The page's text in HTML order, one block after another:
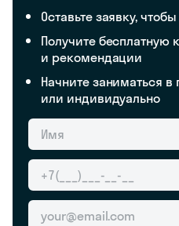
Оставьте заявку,
Получите бесплатную
и рекомендации
Начните заниматься в
или индивидуально